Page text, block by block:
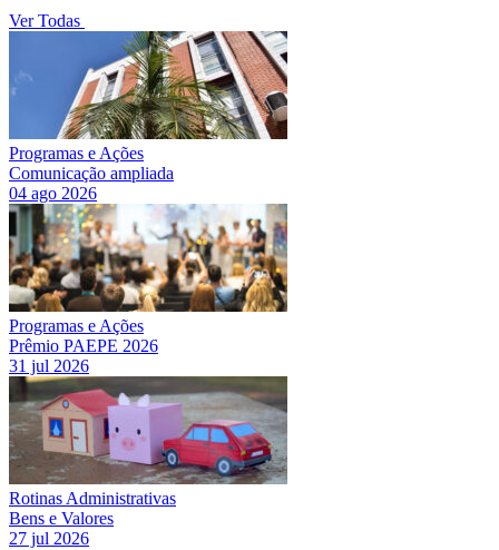
Ver Todas
Programas e Ações
Comunicação ampliada
04 ago 2026
Programas e Ações
Prêmio PAEPE 2026
31 jul 2026
Rotinas Administrativas
Bens e Valores
27 jul 2026